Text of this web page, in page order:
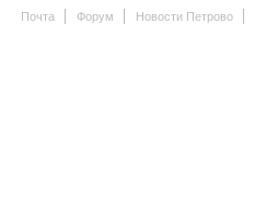
Почта Форум Новости Петрово